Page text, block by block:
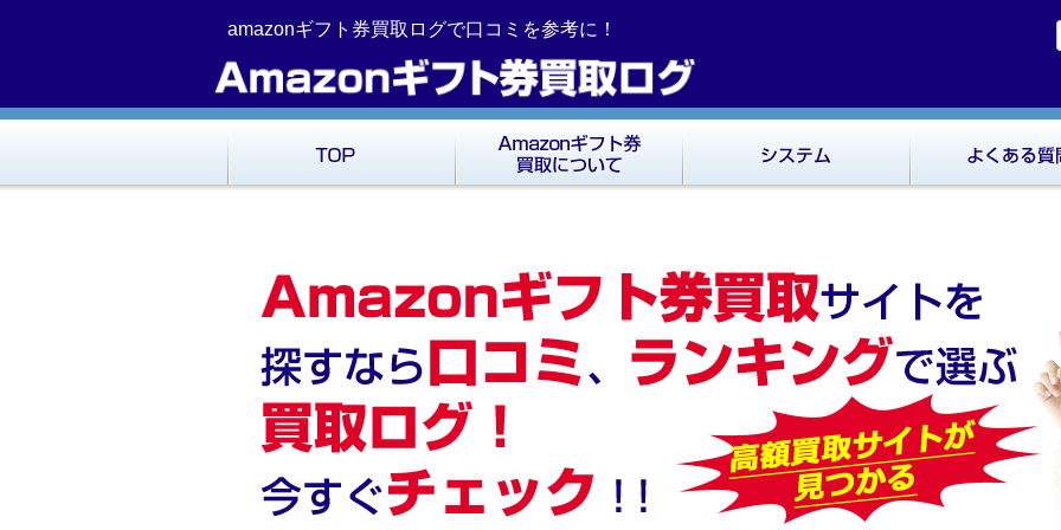
ン
テ
ン
ツ
へ
移
to
navigation
amazonギフト券買取ログで口コミを参考に！